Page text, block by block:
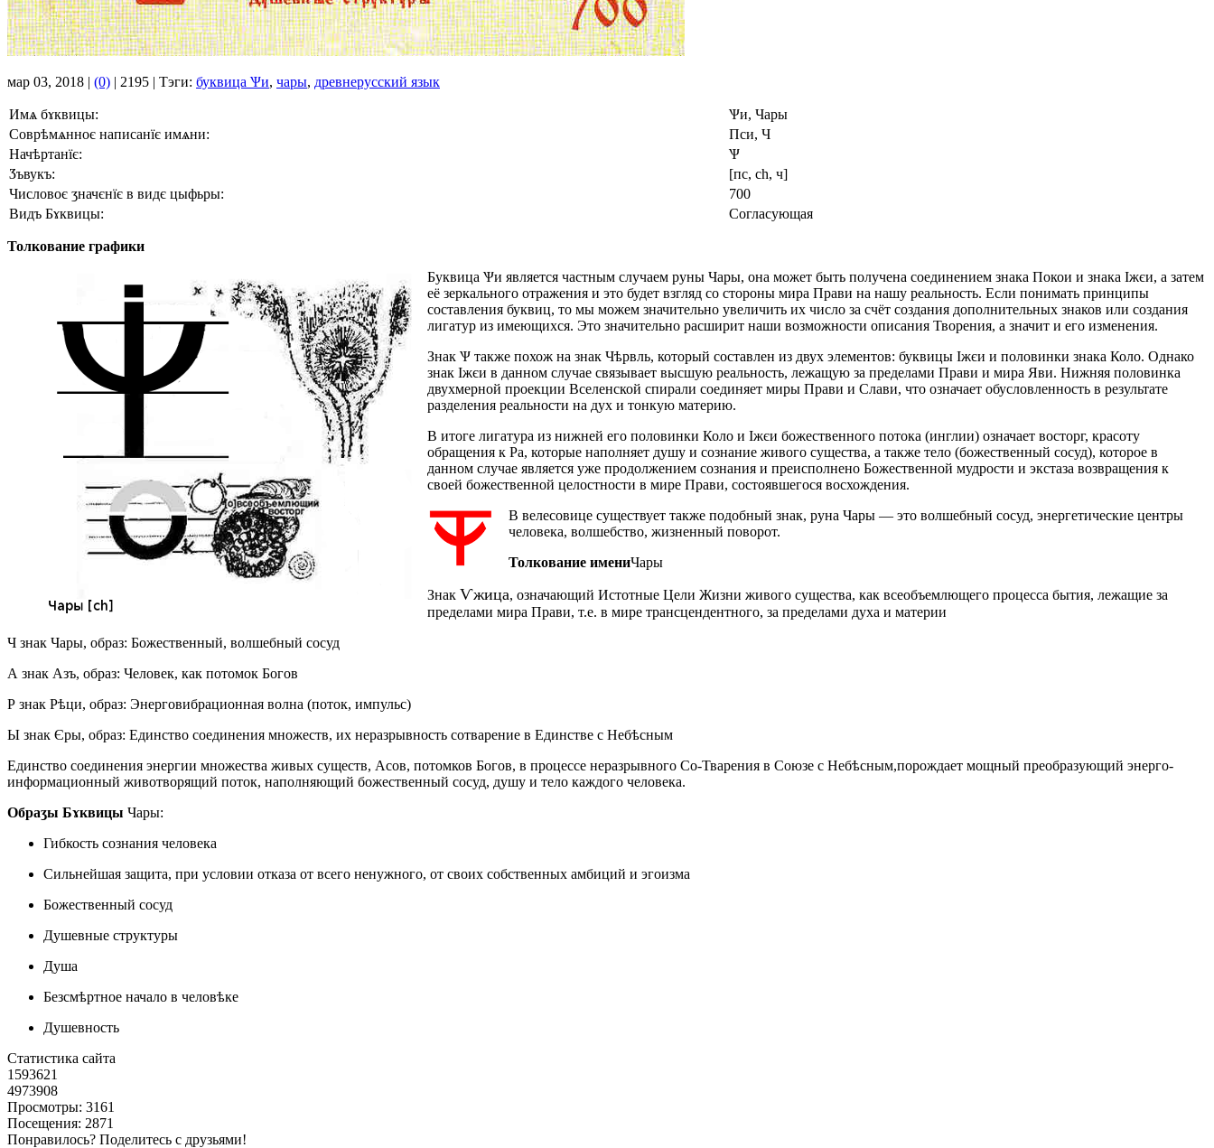
мар 03, 2018 | (0) | 2195 | Тэги: буквица Ѱи, чары, древнерусский язык
Имѧ бɤквицы: Ѱи, Чары
Соврѣмѧнноє написанїє имѧни:
Пси, Ч
Начѣртанїє:
Ѱ
Ӡъвукъ:
[пс, ch, ч]
Числовоє ӡначєнїє в видє цыфьры:
700
Видъ Бɤквицы:
Согласующая
Толкование графики
Буквица Ѱи является частным случаем руны Чары, она может быть получена соединением знака Покои и знака Іжєи, а затем
её зеркального отражения и это будет взгляд со стороны мира Прави на нашу реальность. Если понимать принципы
составления буквиц, то мы можем значительно увеличить их число за счёт создания дополнительных знаков или создания
лигатур из имеющихся. Это значительно расширит наши возможности описания Творения, а значит и его изменения.
Знак Ѱ также похож на знак Чѣрвль, который составлен из двух элементов: буквицы Іжєи и половинки знака Коло. Однако
знак Іжєи в данном случае связывает высшую реальность, лежащую за пределами Прави и мира Яви. Нижняя половинка
двухмерной проекции Вселенской спирали соединяет миры Прави и Слави, что означает обусловленность в результате
разделения реальности на дух и тонкую материю.
В итоге лигатура из нижней его половинки Коло и Іжєи божественного потока (инглии) означает восторг, красоту
обращения к Ра, которые наполняет душу и сознание живого существа, а также тело (божественный сосуд), которое в
данном случае является уже продолжением сознания и преисполнено Божественной мудрости и экстаза возвращения к
своей божественной целостности в мире Прави, состоявшегося восхождения.
В велесовице существует также подобный знак, руна Чары — это волшебный сосуд, энергетические центры
человека, волшебство, жизненный поворот.
Толкование имениЧары
Знак Ѵжица, означающий Истотные Цели Жизни живого существа, как всеобъемлющего процесса бытия, лежащие за
пределами мира Прави, т.е. в мире трансцендентного, за пределами духа и материи
Ч знак Чары, образ: Божественный, волшебный сосуд
А знак Азъ, образ: Человек, как потомок Богов
Р знак Рѣци, образ: Энерговибрационная волна (поток, импульс)
Ы знак Єры, образ: Единство соединения множеств, их неразрывность сотварение в Единстве с Небѣсным
Единство соединения энергии множества живых существ, Асов, потомков Богов, в процессе неразрывного Со-Тварения в Союзе с Небѣсным,порождает мощный преобразующий энерго-
информационный животворящий поток, наполняющий божественный сосуд, душу и тело каждого человека.
Обраӡы Бɤквицы Чары:
Гибкость сознания человека
Сильнейшая защита, при условии отказа от всего ненужного, от своих собственных амбиций и эгоизма
Божественный сосуд
Душевные структуры
Душа
Безсмѣртное начало в человѣке
Душевность
Статистика сайта
1593621
4973908
Просмотры: 3161
Посещения: 2871
Понравилось? Поделитесь с друзьями!